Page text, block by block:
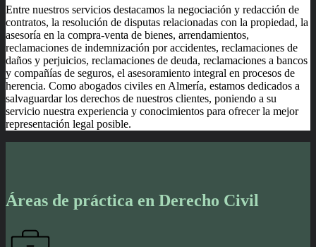
Entre nuestros servicios destacamos la negociación y redacción de
contratos, la resolución de disputas relacionadas con la propiedad, la
asesoría en la compra-venta de bienes, arrendamientos,
reclamaciones de indemnización por accidentes, reclamaciones de
daños y perjuicios, reclamaciones de deuda, reclamaciones a bancos
y compañías de seguros, el asesoramiento integral en procesos de
herencia. Como abogados civiles en Almería, estamos dedicados a
salvaguardar los derechos de nuestros clientes, poniendo a su
servicio nuestra experiencia y conocimientos para ofrecer la mejor
representación legal posible.
Áreas de práctica en Derecho Civil